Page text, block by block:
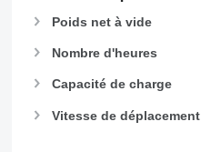
963
972
973
982
Poids net à vide
Nombre d'heures
Capacité de charge
Vitesse de déplacement